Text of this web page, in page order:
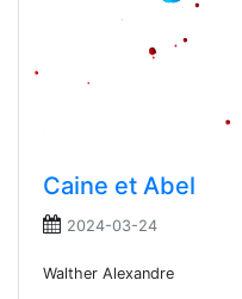
Caine et Abel
2024-03-24
Walther Alexandre